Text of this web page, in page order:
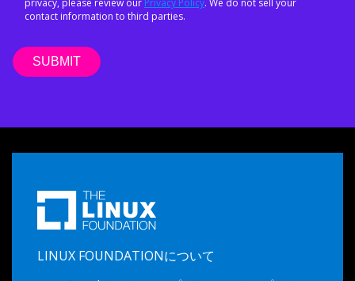
contact information to third parties.
LINUX FOUNDATIONについて